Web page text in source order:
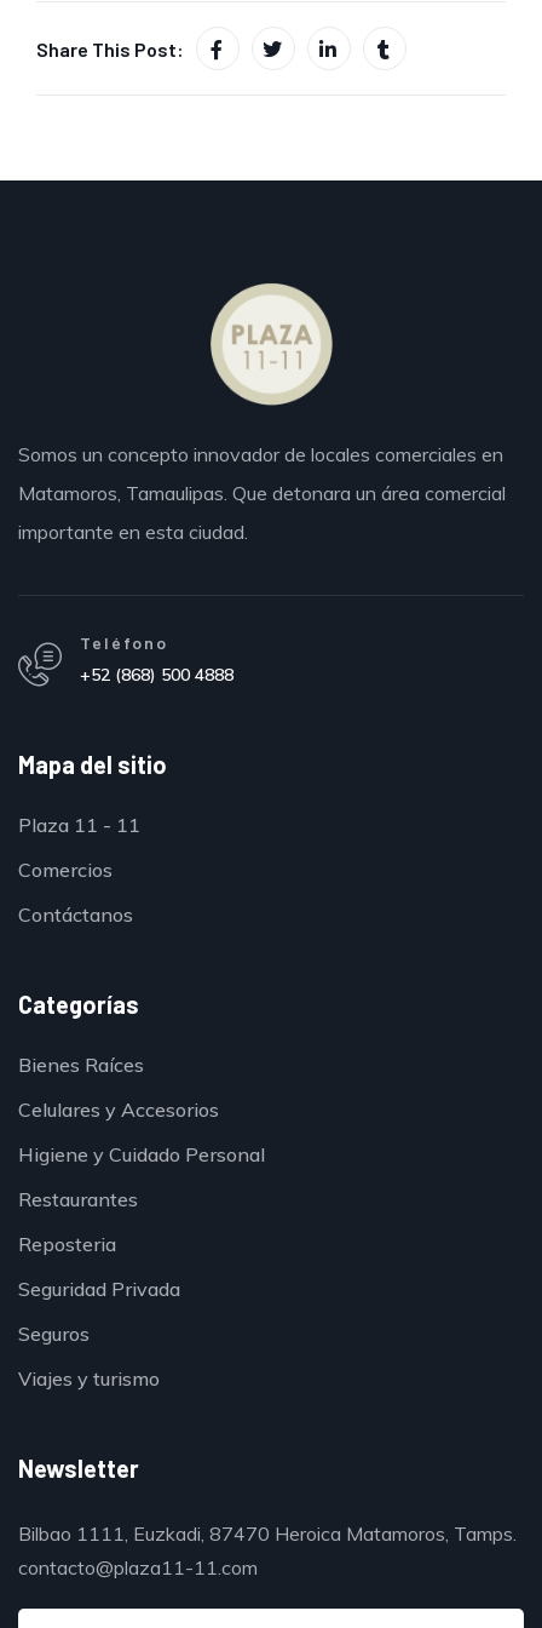
Share This Post:
Somos un concepto innovador de locales comerciales en
Matamoros, Tamaulipas. Que detonara un área comercial
importante en esta ciudad.
Teléfono
+52 (868) 500 4888
Mapa del sitio
Plaza 11 - 11
Comercios
Contáctanos
Categorías
Bienes Raíces
Celulares y Accesorios
Higiene y Cuidado Personal
Restaurantes
Reposteria
Seguridad Privada
Seguros
Viajes y turismo
Newsletter
Bilbao 1111, Euzkadi, 87470 Heroica Matamoros, Tamps.
contacto@plaza11-11.com